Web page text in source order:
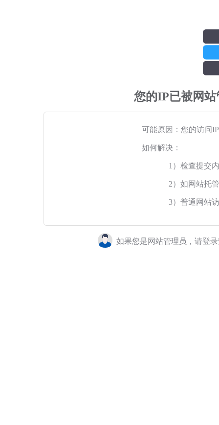
您的IP已被网
可能原因：您的访问
如何解决：
1）检查提交
2）如网站托
3）普通网站
如果您是网站管理员，请登